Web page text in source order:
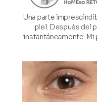
Una parte
piel. Después del
instantáneamente. Mi